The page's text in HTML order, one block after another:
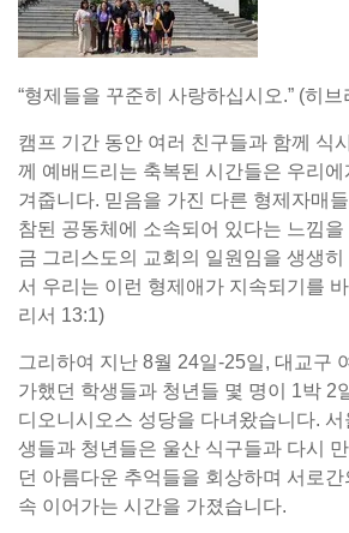
“형제들을 꾸준히 사랑하십시오.” (히
캠프 기간 동안 여러 친구들과 함께 식
께 예배드리는 축복된 시간들은 우리
겨줍니다. 믿음을 가진 다른 형제자매
참된 공동체에 소속되어 있다는 느낌을
금 그리스도의 교회의 일원임을 생생히
서 우리는 이런 형제애가 지속되기를
리서 13:1)
그리하여 지난 8월 24일-25일, 대교구
가했던 학생들과 청년들 몇 명이 1박 2
디오니시오스 성당을 다녀왔습니다.
생들과 청년들은 울산 식구들과 다시
던 아름다운 추억들을 회상하며 서로간
속 이어가는 시간을 가졌습니다.